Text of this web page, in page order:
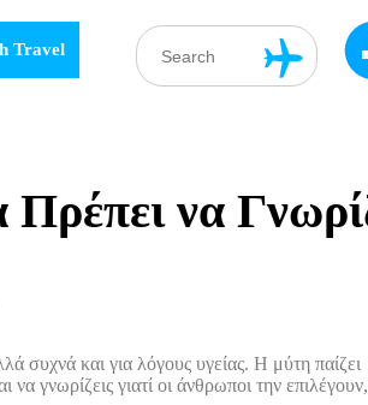
Travel
να
συχνά και για λόγους υγείας. Η μύτη παίζει
γνωρίζεις γιατί οι άνθρωποι την επιλέγουν,